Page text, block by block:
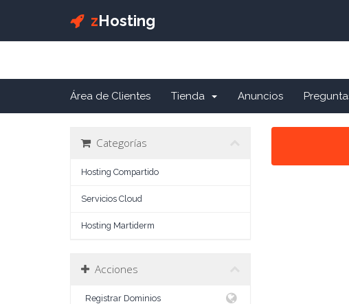
zHosting
Área de Clientes Tienda Anuncios
Categorías
Hosting Compartido
Servicios Cloud
Hosting Martiderm
Acciones
Registrar Dominios